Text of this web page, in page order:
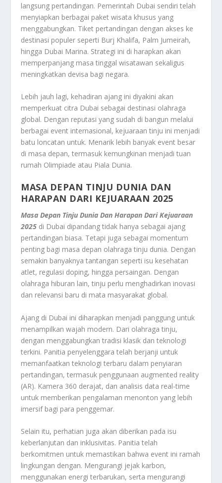
langsung pertandingan. Pemerintah Dubai sendiri telah
menyiapkan berbagai paket wisata khusus yang
menggabungkan. Tiket pertandingan dengan akses ke
destinasi populer seperti Burj Khalifa, Palm Jumeirah,
hingga Dubai Marina. Strategi ini di harapkan akan
memperpanjang masa tinggal wisatawan sekaligus
meningkatkan devisa bagi negara.
Lebih jauh lagi, kehadiran ajang ini diyakini akan
memperkuat citra Dubai sebagai destinasi olahraga
global. Dengan reputasi yang sudah di bangun melalui
berbagai event internasional, kejuaraan tinju ini menjadi
batu loncatan untuk. Menarik lebih banyak event besar
di masa depan, termasuk kemungkinan menjadi tuan
rumah Olimpiade atau Piala Dunia.
MASA DEPAN TINJU DUNIA DAN
HARAPAN DARI KEJUARAAN 2025
Masa Depan Tinju Dunia Dan Harapan Dari Kejuaraan
2025 di Dubai dipandang tidak hanya sebagai ajang
pertandingan biasa. Tetapi juga sebagai momentum
penting bagi masa depan olahraga tinju dunia. Dengan
semakin banyaknya tantangan seperti isu kesehatan
atlet, regulasi doping, hingga persaingan. Dengan
olahraga hiburan lain, tinju perlu menghadirkan inovasi
dan relevansi baru di mata masyarakat global.
Ajang di Dubai ini diharapkan menjadi panggung untuk
menampilkan wajah modern. Dari olahraga tinju,
dengan menggabungkan tradisi klasik dan teknologi
terkini. Panitia penyelenggara telah berjanji untuk
memanfaatkan teknologi terbaru dalam penyiaran
pertandingan, termasuk penggunaan augmented reality
(AR). Kamera 360 derajat, dan analisis data real-time
untuk memberikan pengalaman menonton yang lebih
imersif bagi para penggemar.
Selain itu, perhatian juga akan diberikan pada isu
keberlanjutan dan inklusivitas. Panitia telah
berkomitmen untuk memastikan bahwa event ini ramah
lingkungan dengan. Mengurangi jejak karbon,
menggunakan energi terbarukan, serta mengurangi